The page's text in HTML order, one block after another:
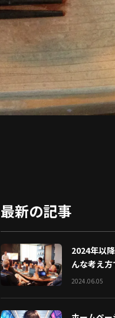
最新の記事
2024年以
んな考え
2024.06.05